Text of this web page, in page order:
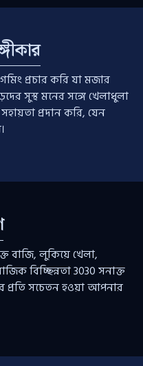
প্রচার করি যা মজার
সুস্থ মনের সঙ্গে খেলাধুলা
প্রদান করি, যেন
বাজি, লুকিয়ে খেলা,
বিচ্ছিন্নতা 3030 সনাক্ত
সচেতন হওয়া আপনার